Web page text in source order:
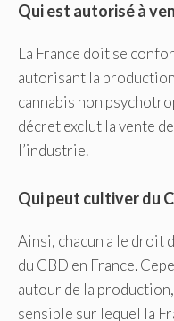
Qui est autorisé à
La France doit se
autorisant la
cannabis non
décret exclut la vente
l’industrie.
Qui peut cultiver du
Ainsi, chacun a le droit
du CBD en France.
autour de la
sensible sur lequel la